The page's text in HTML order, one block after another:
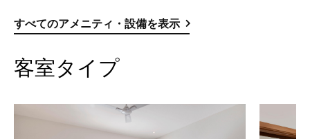
すべてのアメニティ・設備を表示
客室タイプ